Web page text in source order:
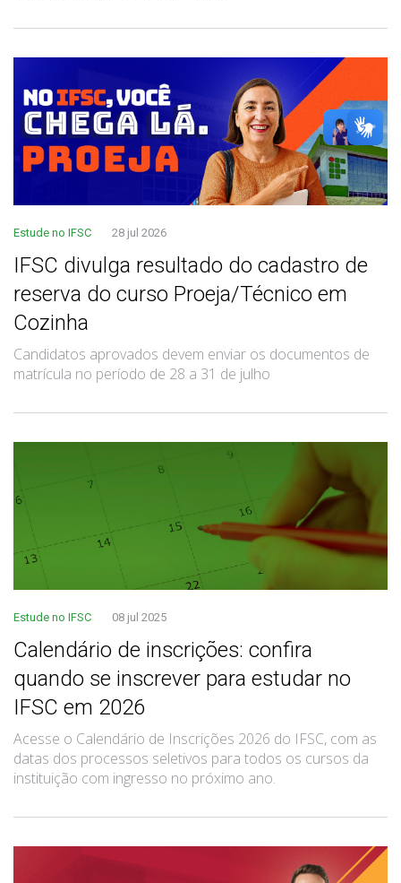
Estude no IFSC 28 jul 2026
IFSC divulga resultado do cadastro de
reserva do curso Proeja/Técnico em
Cozinha
Candidatos aprovados devem enviar os documentos de
matrícula no período de 28 a 31 de julho
Estude no IFSC 08 jul 2025
Calendário de inscrições: confira
quando se inscrever para estudar no
IFSC em 2026
Acesse o Calendário de Inscrições 2026 do IFSC, com as
datas dos processos seletivos para todos os cursos da
instituição com ingresso no próximo ano.